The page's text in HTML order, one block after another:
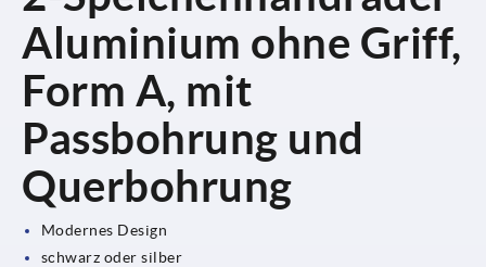
Aluminium ohne Griff,
Form A, mit
Passbohrung und
Querbohrung
Modernes Design
schwarz oder silber